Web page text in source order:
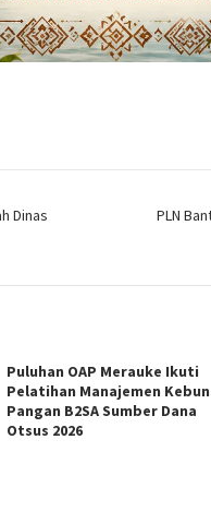
Dinas
PLN
Puluhan OAP Merauke Ikuti
Pelatihan Manajemen Kebun
Pangan B2SA Sumber Dana
Otsus 2026